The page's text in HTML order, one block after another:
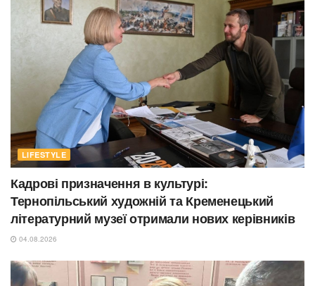
LIFESTYLE
Кадрові призначення в культурі:
Тернопільський художній та Кременецький
літературний музеї отримали нових керівників
04.08.2026